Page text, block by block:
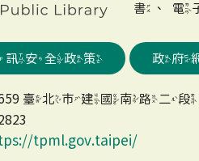
書、電
訊安全政策 政府
臺北市建國南路二段
tpml.gov.taipei/